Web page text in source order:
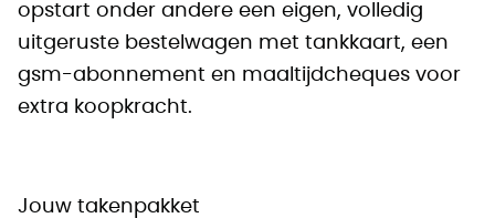
opstart onder andere een eigen, volledig
uitgeruste bestelwagen met tankkaart, een
gsm-abonnement en maaltijdcheques voor
extra koopkracht.
Jouw takenpakket